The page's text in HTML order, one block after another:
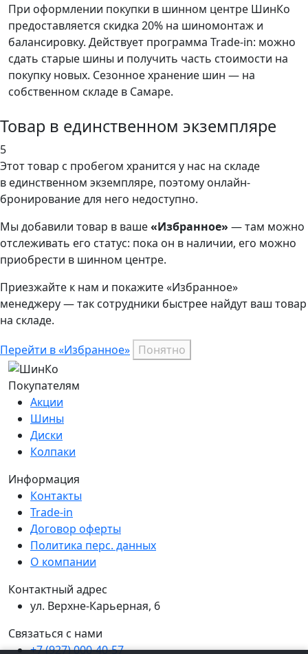
При оформлении покупки в шинном центре ШинКо
предоставляется скидка 20% на шиномонтаж и
балансировку. Действует программа Trade-in: можно
сдать старые шины и получить часть стоимости на
покупку новых. Сезонное хранение шин — на
собственном складе в Самаре.
Товар в единственном экземпляре
5
Этот товар с пробегом хранится у нас на складе
в единственном экземпляре, поэтому онлайн-
бронирование для него недоступно.
Мы добавили товар в ваше«Избранное» — там можно
отслеживать его статус: пока он в наличии, его можно
приобрести в шинном центре.
Приезжайте к нам и покажите «Избранное»
менеджеру — так сотрудники быстрее найдут ваш товар
на складе.
Перейти в «Избранное» Понятно
Покупателям
Акции
Шины
Диски
Колпаки
Информация
Контакты
Trade-in
Договор оферты
Политика перс. данных
О компании
Контактный адрес
ул. Верхне-Карьерная, 6
Связаться с нами
+7 (927) 000-40-57